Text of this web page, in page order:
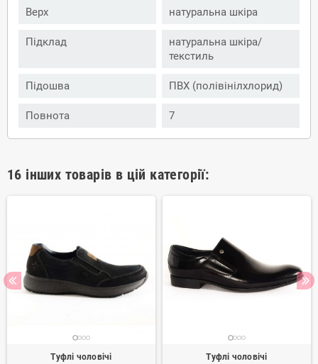
Верх натуральна шкіра
Підклад
натуральна шкіра/
текстиль
Підошва ПВХ (полівінілхлорид)
Повнота 7
16 інших товарів в цій категорії:
Туфлі чоловічі Туфлі чоловічі